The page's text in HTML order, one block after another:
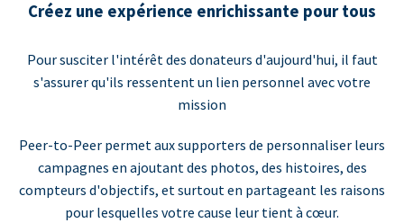
Créez une expérience enrichissante pour tous
Pour susciter l'intérêt des donateurs d'aujourd'hui, il faut
s'assurer qu'ils ressentent un lien personnel avec votre
mission
Peer-to-Peer permet aux supporters de personnaliser leurs
campagnes en ajoutant des photos, des histoires, des
compteurs d'objectifs, et surtout en partageant les raisons
pour lesquelles votre cause leur tient à cœur.